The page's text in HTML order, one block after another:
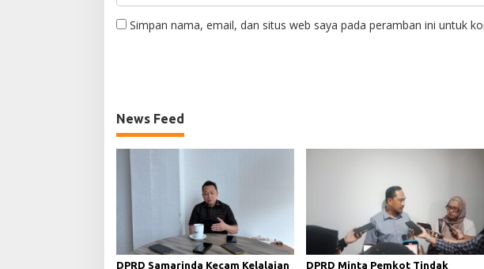
Simpan nama, email, dan situs web saya pada peramban ini untuk
News Feed
DPRD Samarinda Kecam Kelalaian
DPRD Minta Pemkot Tindak